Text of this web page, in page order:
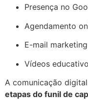
Presença no
Agendamento
E-mail
Vídeos
A comunicação
etapas do funil de